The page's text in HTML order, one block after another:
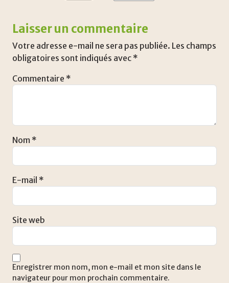
Laisser un commentaire
Votre adresse e-mail ne sera pas publiée. Les champs
obligatoires sont indiqués avec *
Commentaire *
Nom *
E-mail *
Site web
Enregistrer mon nom, mon e-mail et mon site dans le
navigateur pour mon prochain commentaire.